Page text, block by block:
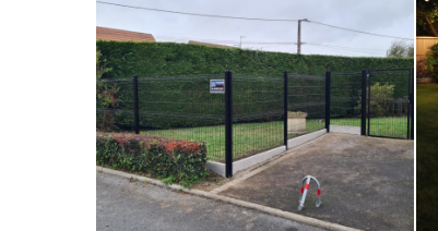
maximale, SV Clôture vous
propose sa gamme
de clôtures industrielles haute
sécurité.